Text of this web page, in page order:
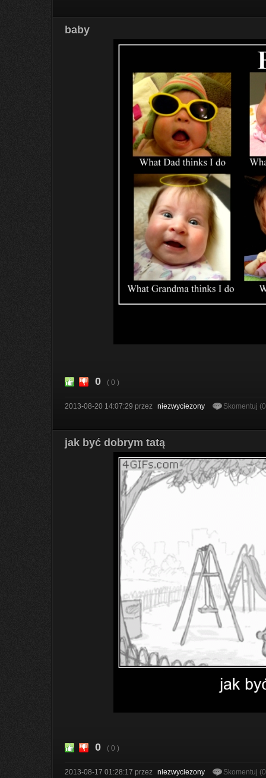
baby
0 ( 0 )
2013-08-20 14:07:29 przez niezwyciezony Skomentuj
jak być dobrym tatą
0 ( 0 )
2013-08-17 01:28:17 przez niezwyciezony Skomentuj